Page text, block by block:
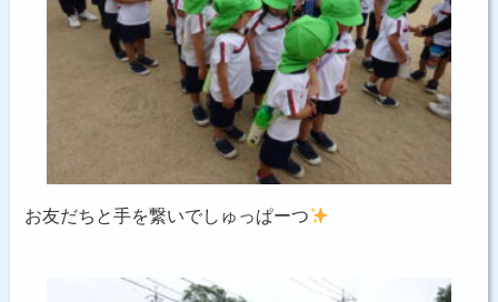
お友だちと手を繋いでしゅっぱーつ